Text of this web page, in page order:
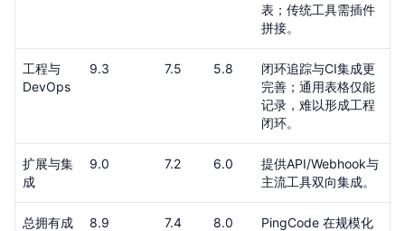
表；传统工具需插件
拼接。
工程与
DevOps
9.3 7.5 5.8
闭环追踪与CI集成更
完善；通用表格仅能
记录，难以形成工程
闭环。
扩展与集
成
9.0 7.2 6.0
提供API/Webhook与
主流工具双向集成。
总拥有成
8.9 7.4 8.0
PingCode 在规模化